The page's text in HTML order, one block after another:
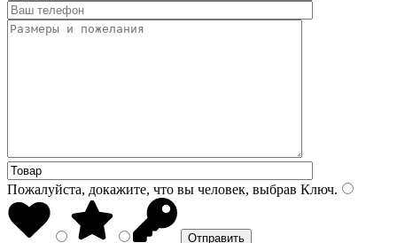
Пожалуйста, докажите, что вы человек, выбрав Ключ.